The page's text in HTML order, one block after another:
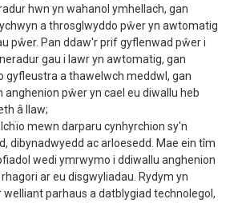
hwn yn wahanol ymhellach, gan
a throsglwyddo pŵer yn awtomatig
pŵer. Pan ddaw'r prif gyflenwad pŵer i
gau i lawr yn awtomatig, gan
gyfleustra a thawelwch meddwl, gan
anghenion pŵer yn cael eu diwallu heb
â llaw;
mewn darparu cynhyrchion sy'n
dibynadwyedd ac arloesedd. Mae ein tîm
wedi ymrwymo i ddiwallu anghenion
ar eu disgwyliadau. Rydym yn
parhaus a datblygiad technolegol,
tanio
Tanio electronig
o beiriant
nline, pedwar silindr,
strôc, wedi'i oeri â dŵr
Uwchlaw 90# heb
olew
Cychwyn trydan
tanc tanwydd
25L
rhedeg parhaus
8H